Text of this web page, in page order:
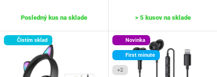
Posledný kus na sklade > 5 kusov na sklade
Čistím sklad Novinka
First minute
+2